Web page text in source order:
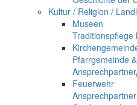
Kultur / Religion /
Museen
Pfarrgemeinde &
Ansprechpartner
Feuerwehr